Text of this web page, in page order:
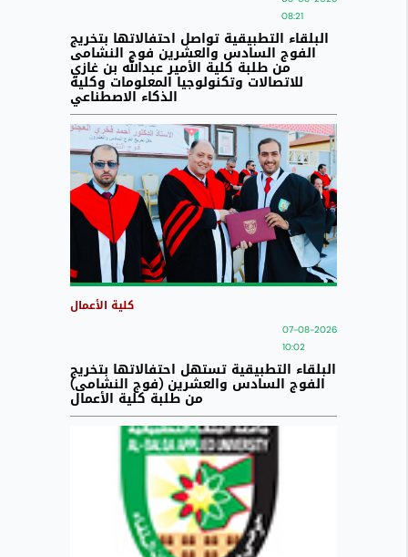
08:21
البلقاء التطبيقية تواصل احتفالاتها بتخريج
الفوج السادس والعشرين فوج النشامى
من طلبة كلية الأمير عبدالله بن غازي
للاتصالات وتكنولوجيا المعلومات وكلية
الذكاء الاصطناعي
كلية الأعمال
07-08-2026
10:02
البلقاء التطبيقية تستهل احتفالاتها بتخريج
الفوج السادس والعشرين (فوج النشامى)
من طلبة كلية الأعمال